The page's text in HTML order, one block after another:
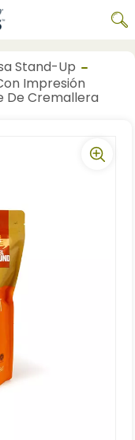
Stand-Up
Impresión
De Cremallera